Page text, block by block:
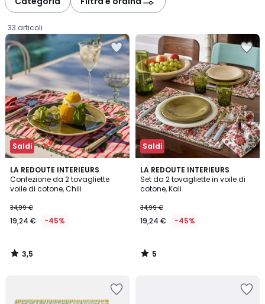
33 articoli
Saldi
LA REDOUTE INTERIEURS
Confezione da 2 tovagliette
voile di cotone, Chili
€
Invece
34,99
€
34,99 €
19,24 € -45%
3,5
/ 5
3,5
/
Saldi
LA REDOUTE INTERIEURS
Set da 2 tovagliette in voile di
cotone, Kali
34,99 €
19,24 € -45%
5
/
5
5
/